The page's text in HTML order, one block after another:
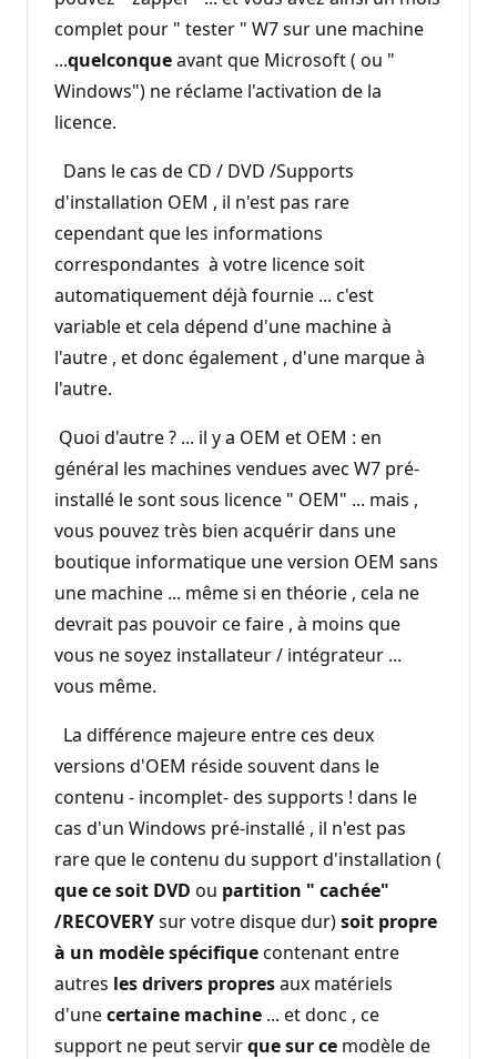
complet pour " tester " W7 sur une machine
...quelconqueavant que Microsoft ( ou "
Windows") ne réclame l'activation de la
licence.
Dans le cas de CD / DVD /Supports
d'installation OEM , il n'est pas rare
cependant que les informations
correspondantes à votre licence soit
automatiquement déjà fournie ... c'est
variable et cela dépend d'une machine à
l'autre , et donc également , d'une marque à
l'autre.
Quoi d'autre ? ... il y a OEM et OEM : en
général les machines vendues avec W7 pré-
installé le sont sous licence " OEM" ... mais ,
vous pouvez très bien acquérir dans une
boutique informatique une version OEM sans
une machine ... même si en théorie , cela ne
devrait pas pouvoir ce faire , à moins que
vous ne soyez installateur / intégrateur ...
vous même.
La différence majeure entre ces deux
versions d'OEM réside souvent dans le
contenu - incomplet- des supports ! dans le
cas d'un Windows pré-installé , il n'est pas
rare que le contenu du support d'installation (
que ce soit DVD ou partition " cachée"
/RECOVERYsur votre disque dur)soit propre
à un modèlespécifiquecontenant entre
autres les drivers propresaux matériels
d'unecertaine machine ... et donc , ce
support ne peut servirque sur ce modèle de